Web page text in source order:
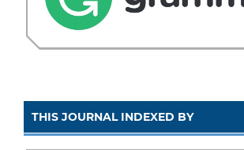
THIS JOURNAL INDEXED BY